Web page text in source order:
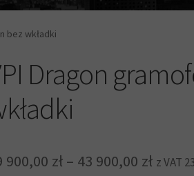
bez wkładki
Dragon
900,00 zł – 43 900,00 zł z VAT